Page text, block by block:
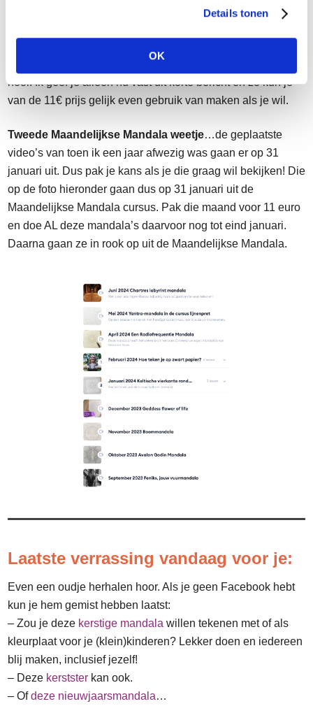
Details tonen
OK
prijs €15 per maand. Dat leg ik begin 2025 wel verder uit
hoor. Ik geef je alleen nu vast dit korte bericht en zo kun je
van de 11€ prijs gelijk even gebruik van maken als je wil.
Tweede Maandelijkse Mandala weetje…de geplaatste
video’s van toen ik een jaar afwezig was gaan er op 31
januari uit. Dus pak je kans als je die graag wil bekijken! Die
op de foto hieronder gaan dus op 31 januari uit de
Maandelijkse Mandala cursus. Pak die maand voor 11 euro
en doe AL deze mandala’s daarvoor nog tot eind januari.
Daarna gaan ze in rook op uit de Maandelijkse Mandala.
Laatste verrassing vandaag voor je:
Even een oudje herhalen hoor. Als je geen Facebook hebt
kun je hem gemist hebben laatst:
– Zou je deze kerstige mandala willen tekenen met of als
kleurplaat voor je (klein)kinderen? Lekker doen en iedereen
blij maken, inclusief jezelf!
– Deze kerstster kan ook.
– Ofdeze nieuwjaarsmandala…